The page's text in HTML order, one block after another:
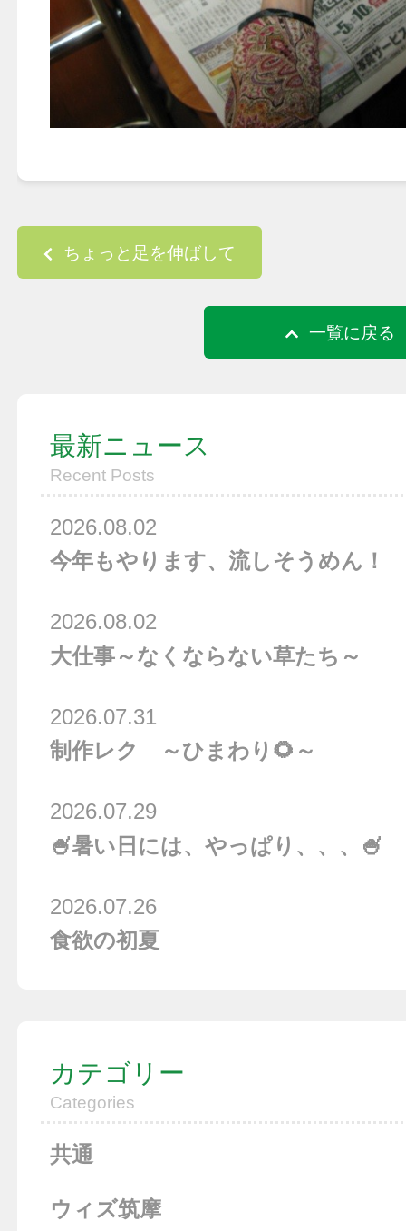
Post navigation
ちょっと足を伸ばして
一覧に戻る
最新ニュース
Recent Posts
今年もやります、流しそうめん！
2026.08.02
大仕事～なくならない草たち～
2026.08.02
制作レク ～ひまわり🌻～
2026.07.31
🍧暑い日には、やっぱり、、、🍧
2026.07.29
食欲の初夏
2026.07.26
カテゴリー
Categories
共通
ウィズ筑摩